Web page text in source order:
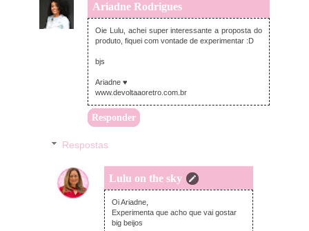
Ariadne Rodrigues
terça-feira, setembro 04, 2018
Oie Lulu, achei super interessante a proposta do
produto, fiquei com vontade de experimentar :D
bjs
Ariadne ♥
www.devoltaaoretro.com.br
Responder
Respostas
Lulu on the sky
terça-feira, setembro 04, 2018
Oi Ariadne,
Experimenta que acho que vai gostar
big beijos